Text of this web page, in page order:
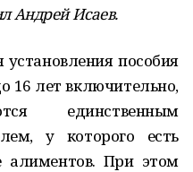
Андрей Исаев.
установления пособия
16 лет включительно,
единственным
у которого есть
алиментов. При этом